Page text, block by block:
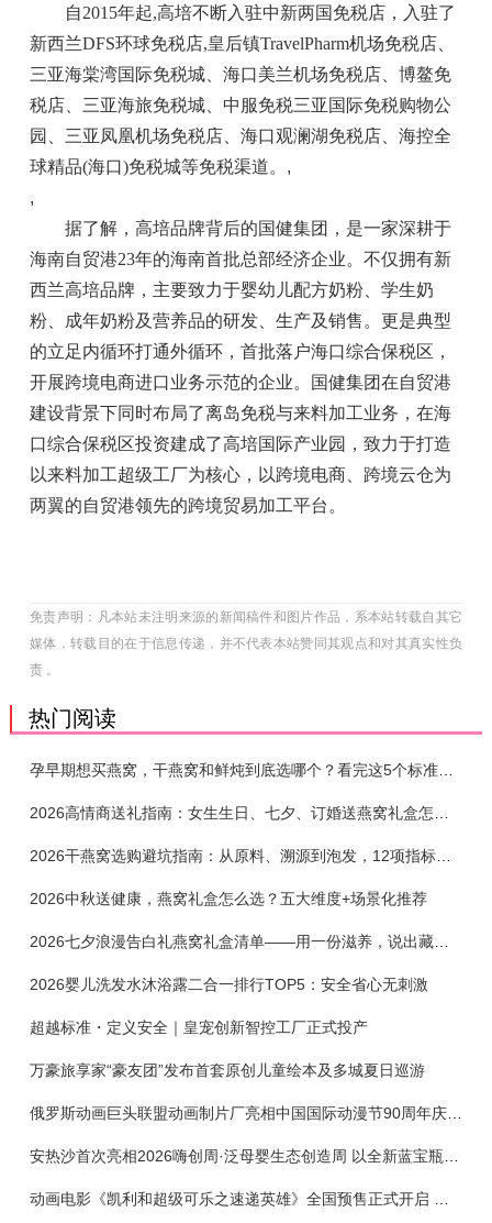
自2015年起,高培不断入驻中新两国免税店，入驻了
新西兰DFS环球免税店,皇后镇TravelPharm机场免税店、
三亚海棠湾国际免税城、海口美兰机场免税店、博鳌免
税店、三亚海旅免税城、中服免税三亚国际免税购物公
园、三亚凤凰机场免税店、海口观澜湖免税店、海控全
球精品(海口)免税城等免税渠道。 ,
,
据了解，高培品牌背后的国健集团，是一家深耕于
海南自贸港23年的海南首批总部经济企业。不仅拥有新
西兰高培品牌，主要致力于婴幼儿配方奶粉、学生奶
粉、成年奶粉及营养品的研发、生产及销售。更是典型
的立足内循环打通外循环，首批落户海口综合保税区，
开展跨境电商进口业务示范的企业。国健集团在自贸港
建设背景下同时布局了离岛免税与来料加工业务，在海
口综合保税区投资建成了高培国际产业园，致力于打造
以来料加工超级工厂为核心，以跨境电商、跨境云仓为
两翼的自贸港领先的跨境贸易加工平台。
免责声明：凡本站未注明来源的新闻稿件和图片作品，系本站转载自其它
媒体，转载目的在于信息传递，并不代表本站赞同其观点和对其真实性负
责 。
热门阅读
孕早期想买燕窝，干燕窝和鲜炖到底选哪个？看完这5个标准再下单
2026干燕窝选购避坑指南：从原料、溯源到泡发，12项指标判断靠谱燕窝
2026中秋送健康，燕窝礼盒怎么选？五大维度+场景化推荐
2026七夕浪漫告白礼燕窝礼盒清单——用一份滋养，说出藏在心底的爱
2026婴儿洗发水沐浴露二合一排行TOP5：安全省心无刺激
超越标准・定义安全｜皇宠创新智控工厂正式投产
万豪旅享家“豪友团”发布首套原创儿童绘本及多城夏日巡游
俄罗斯动画巨头联盟动画制片厂亮相中国国际动漫节90周年庆开启中国之旅新篇章